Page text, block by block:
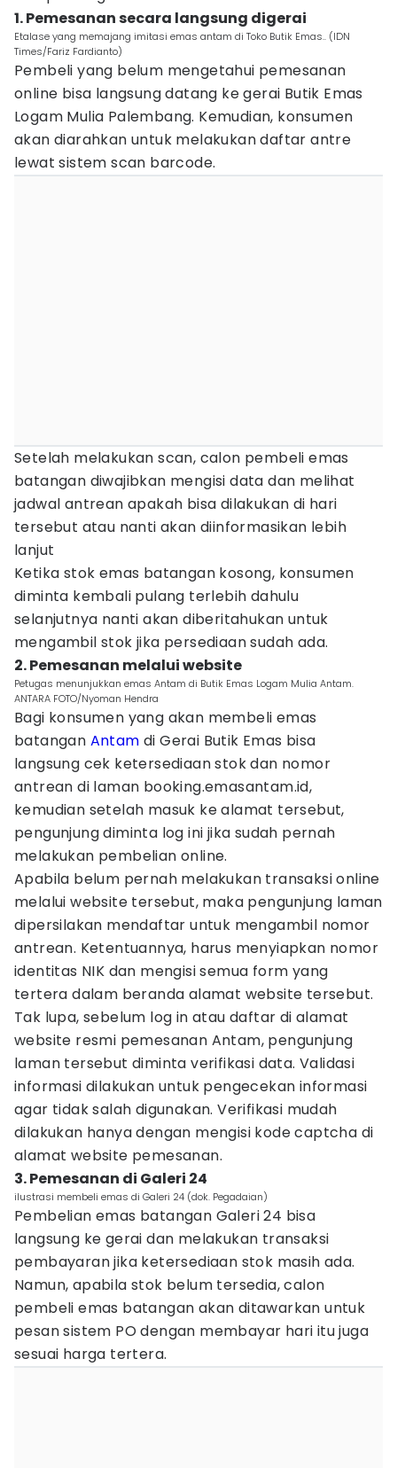
1. Pemesanan secara langsung digerai
Etalase yang memajang imitasi emas antam di Toko Butik Emas.. (IDN
Times/Fariz Fardianto)
Pembeli yang belum mengetahui pemesanan
online bisa langsung datang ke gerai Butik Emas
Logam Mulia Palembang. Kemudian, konsumen
akan diarahkan untuk melakukan daftar antre
lewat sistem scan barcode.
Setelah melakukan scan, calon pembeli emas
batangan diwajibkan mengisi data dan melihat
jadwal antrean apakah bisa dilakukan di hari
tersebut atau nanti akan diinformasikan lebih
lanjut
Ketika stok emas batangan kosong, konsumen
diminta kembali pulang terlebih dahulu
selanjutnya nanti akan diberitahukan untuk
mengambil stok jika persediaan sudah ada.
2. Pemesanan melalui website
Petugas menunjukkan emas Antam di Butik Emas Logam Mulia Antam.
ANTARA FOTO/Nyoman Hendra
Bagi konsumen yang akan membeli emas
batangan Antam di Gerai Butik Emas bisa
langsung cek ketersediaan stok dan nomor
antrean di laman booking.emasantam.id,
kemudian setelah masuk ke alamat tersebut,
pengunjung diminta log ini jika sudah pernah
melakukan pembelian online.
Apabila belum pernah melakukan transaksi online
melalui website tersebut, maka pengunjung laman
dipersilakan mendaftar untuk mengambil nomor
antrean. Ketentuannya, harus menyiapkan nomor
identitas NIK dan mengisi semua form yang
tertera dalam beranda alamat website tersebut.
Tak lupa, sebelum log in atau daftar di alamat
website resmi pemesanan Antam, pengunjung
laman tersebut diminta verifikasi data. Validasi
informasi dilakukan untuk pengecekan informasi
agar tidak salah digunakan. Verifikasi mudah
dilakukan hanya dengan mengisi kode captcha di
alamat website pemesanan.
3. Pemesanan di Galeri 24
ilustrasi membeli emas di Galeri 24 (dok. Pegadaian)
Pembelian emas batangan Galeri 24 bisa
langsung ke gerai dan melakukan transaksi
pembayaran jika ketersediaan stok masih ada.
Namun, apabila stok belum tersedia, calon
pembeli emas batangan akan ditawarkan untuk
pesan sistem PO dengan membayar hari itu juga
sesuai harga tertera.